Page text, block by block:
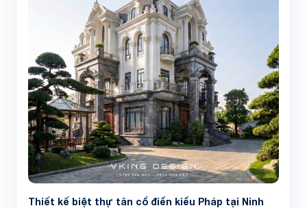
Thiết kế biệt thự tân cổ điển kiểu Pháp tại Ninh